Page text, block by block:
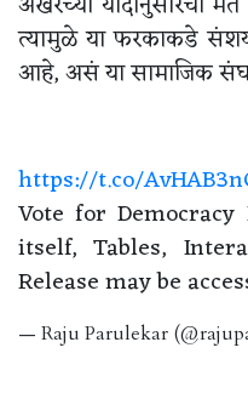
त्यामुळे या फरकाकडे
आहे, असं या सामाजिक
https://t.co/
Vote for
itself, Tables,
Release may be
— Raju Parulekar